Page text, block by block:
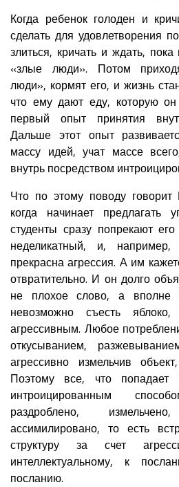
Когда ребенок голоден и
сделать для удовлетворения
злиться, кричать и ждать,
«злые люди». Потом
люди», кормят его, и жизнь
что ему дают еду, которую
первый опыт принятия
Дальше этот опыт
массу идей, учат массе
внутрь посредством
Что по этому поводу
когда начинает предлагать
студенты сразу попрекают
неделикатный, и,
прекрасна агрессия. А им
отвратительно. И он долго
не плохое слово, а вполне
невозможно съесть
агрессивным. Любое
откусыванием,
агрессивно измельчив
Поэтому все, что
интроицированным
раздроблено,
ассимилировано, то есть
структуру за счет
интеллектуальному, к
посланию.